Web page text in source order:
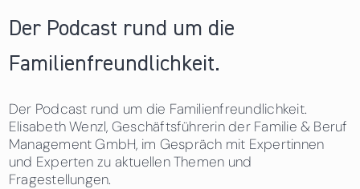
Der Podcast rund um die
Familienfreundlichkeit.
Der Podcast rund um die Familienfreundlichkeit.
Elisabeth Wenzl, Geschäftsführerin der Familie & Beruf
Management GmbH, im Gespräch mit Expertinnen
und Experten zu aktuellen Themen und
Fragestellungen.